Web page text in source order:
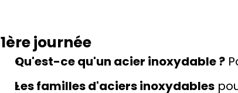
1ère journée
Qu'est-ce qu'un acier inoxydable ?
Les familles d'aciers inoxydables